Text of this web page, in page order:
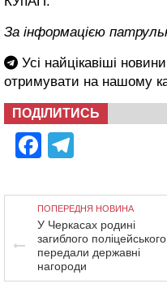
За інформацією
Усі найцікавіші
отримувати на нашому
ПОДІЛИТИСЬ
Facebook
ПОПЕРЕДНЯ НОВИНА
У Черкасах родині
загиблого поліцейського
передали державні
нагороди